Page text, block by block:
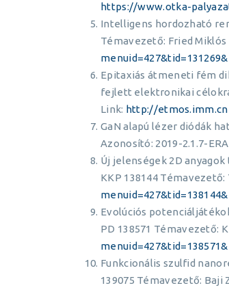
https://www.otka-
Intelligens hordozható
Témavezető: Fried Miklós
Epitaxiás átmeneti fém
fejlett elektronikai célokra
Link: http://
GaN alapú lézer diódák
Azonosító: 2019-2.1.7-
Új jelenségek 2D
KKP 138144
Evolúciós
PD 138571 Témavezető:
Funkcionális szulfid
139075 Témavezető: Baji